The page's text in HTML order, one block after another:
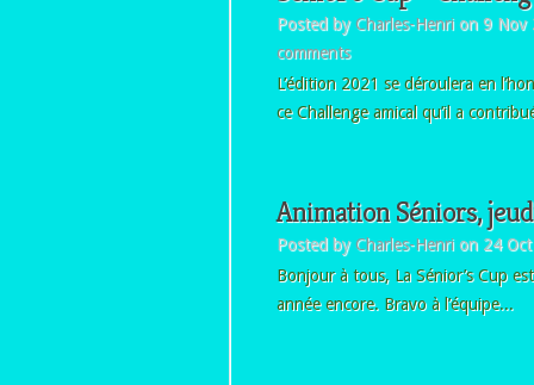
Posted byCharles-Henrion 9 Nov
comments
L’édition 2021 se déroulera en
ce Challenge amical qu’il a
Animation Séniors,
Posted byCharles-Henrion 24
Bonjour à tous, La Sénior’s Cup
année encore. Bravo à l’équipe...